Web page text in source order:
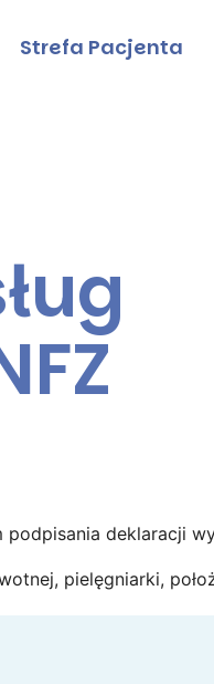
Strefa Pacjenta
deklaracji
pielęgniarki,